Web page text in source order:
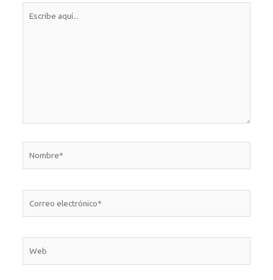
aquí...
electrónico*